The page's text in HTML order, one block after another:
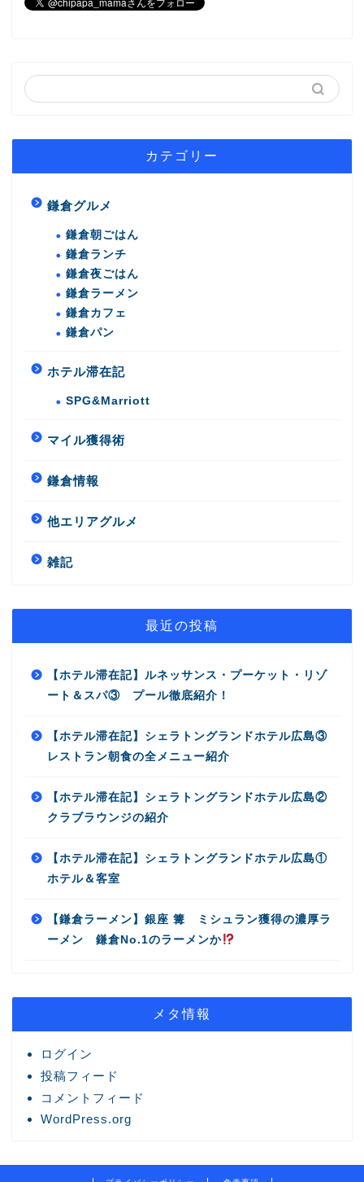
カテゴリー
鎌倉グルメ
鎌倉朝ごはん
鎌倉ランチ
鎌倉夜ごはん
鎌倉ラーメン
鎌倉カフェ
鎌倉パン
ホテル滞在記
SPG&Marriott
マイル獲得術
鎌倉情報
他エリアグルメ
雑記
最近の投稿
【ホテル滞在記】ルネッサンス・プーケット・リゾ
ート＆スパ③ プール徹底紹介！
【ホテル滞在記】シェラトングランドホテル広島③
レストラン朝食の全メニュー紹介
【ホテル滞在記】シェラトングランドホテル広島②
クラブラウンジの紹介
【ホテル滞在記】シェラトングランドホテル広島①
ホテル＆客室
【鎌倉ラーメン】銀座 篝 ミシュラン獲得の濃厚ラ
ーメン 鎌倉No.1のラーメンか
メタ情報
ログイン
投稿フィード
コメントフィード
WordPress.org